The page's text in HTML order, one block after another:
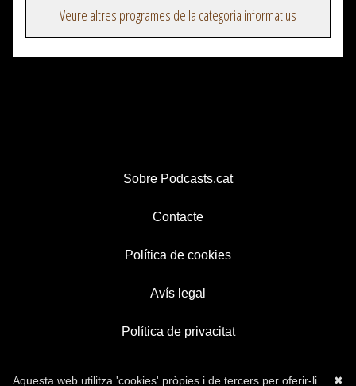
Veure altres programes de la categoria informatius
Sobre Podcasts.cat
Contacte
Política de cookies
Avís legal
Política de privacitat
✖
Aquesta web utilitza 'cookies' pròpies i de tercers per oferir-li